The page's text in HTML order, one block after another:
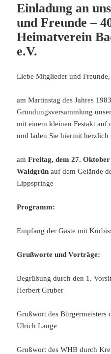
Einladung an
und Freunde –
Heimatverein
e.V.
Liebe Mitglieder und Freunde,
am Martinstag des Jahres
Gründungsversammlung
mit einem kleinen Festakt auf
und laden Sie hiermit herzlich
amFreitag, dem 27.
Waldgrün auf dem Gelände
Lippspringe
Programm:
Empfang der Gäste mit
Grußworte und Vorträge:
Begrüßung durch den 1.
Herbert Gruber
Grußwort des Bürgermeisters
Ulrich Lange
Grußwort des WHB durch